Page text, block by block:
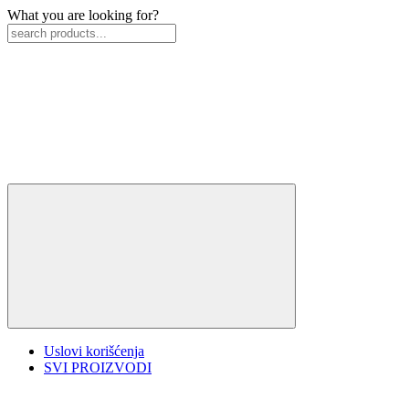
What you are looking for?
Uslovi korišćenja
SVI PROIZVODI